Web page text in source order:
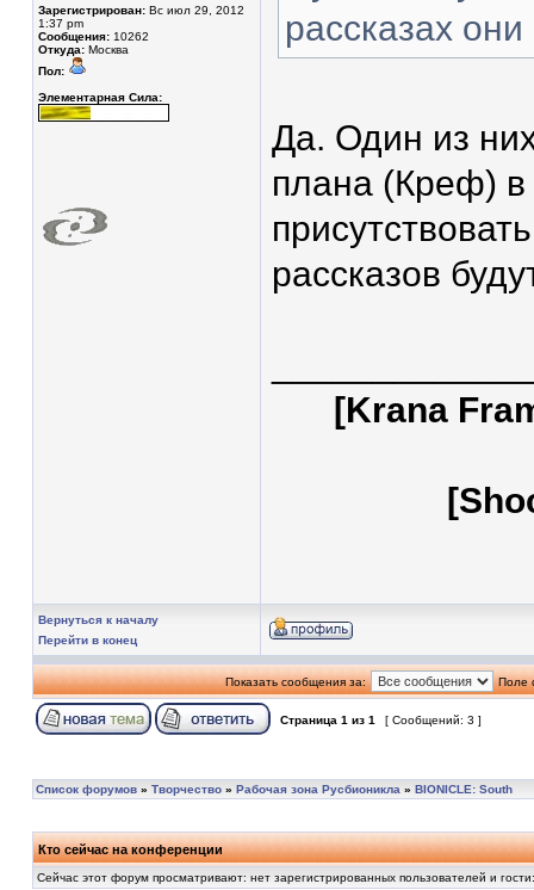
Зарегистрирован: Вс июл 29, 2012
1:37 pm
Сообщения: 10262
Откуда: Москва
Пол:
Элементарная Сила:
рассказах
Да. Один из
плана (Креф) в
рассказов
[Krana
Вернуться к началу
Перейти в конец
Показать сообщения за: Поле
Страница 1 из 1 [ Сообщений: 3 ]
Список форумов » Творчество » Рабочая зона Русбионикла » BIONICLE: South
Кто сейчас на конференции
Сейчас этот форум просматривают: нет зарегистрированных пользователей и